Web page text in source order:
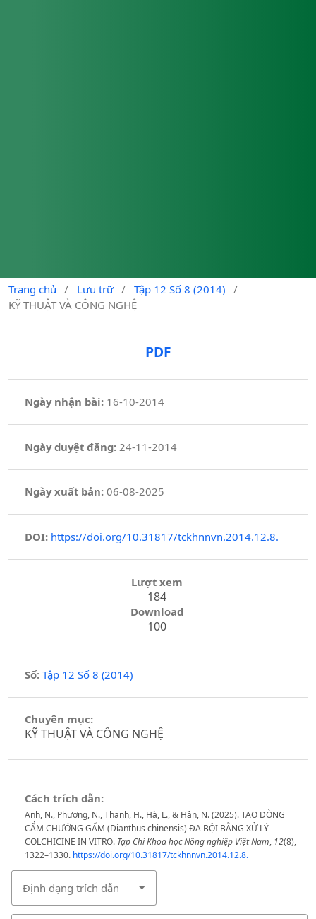
Trang chủ / Lưu trữ / Tập 12 Số 8 (2014)
/
KỸ THUẬT VÀ CÔNG NGHỆ
PDF
Ngày nhận bài: 16-10-2014
Ngày duyệt đăng:24-11-2014
Ngày xuất bản: 06-08-2025
DOI: https://doi.org/10.31817/tckhnnvn.2014.12.8.
Lượt xem
184
Download
100
Số: Tập 12 Số 8 (2014)
Chuyên mục:
KỸ THUẬT VÀ CÔNG NGHỆ
Cách trích dẫn:
Anh, N., Phương, N., Thanh, H., Hà, L., & Hân, N. (2025). TẠO DÒNG
CẨM CHƯỚNG GẤM (Dianthus chinensis) ĐA BỘI BẰNG XỬ LÝ
COLCHICINE IN VITRO. Tạp Chí Khoa học Nông nghiệp Việt Nam, 12(8),
1322–1330. https://doi.org/10.31817/tckhnnvn.2014.12.8.
Định dạng trích dẫn